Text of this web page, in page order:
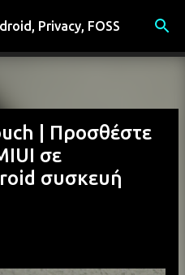
περιεχόμενο
Privacy, FOSS
| Προσθέστε
σε
συσκευή